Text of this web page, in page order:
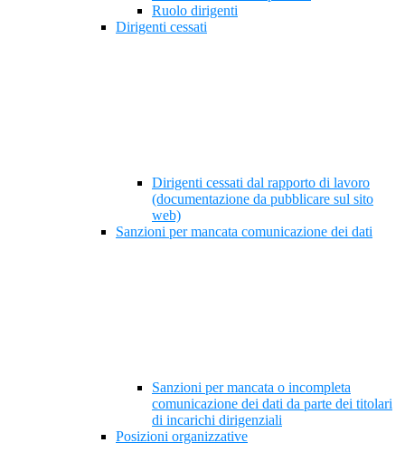
Ruolo dirigenti
Dirigenti cessati
Dirigenti cessati dal rapporto di lavoro
(documentazione da pubblicare sul sito
web)
Sanzioni per mancata comunicazione dei dati
Sanzioni per mancata o incompleta
comunicazione dei dati da parte dei titolari
di incarichi dirigenziali
Posizioni organizzative